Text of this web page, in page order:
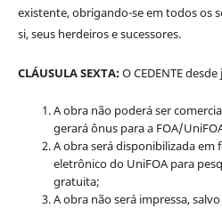
existente, obrigando-se em todos os
si, seus herdeiros e sucessores.
CLÁUSULA SEXTA:O CEDENTE
A obra não poderá ser
gerará ônus para a FOA/
A obra será disponibilizada
eletrônico do UniFOA para
gratuita;
A obra não será impressa,